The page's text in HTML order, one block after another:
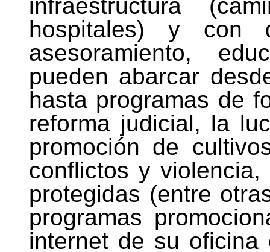
infraestructura
hospitales) y con
asesoramiento,
pueden abarcar
hasta programas de
reforma judicial, la
promoción de
conflictos y
protegidas (entre
programas
internet de su